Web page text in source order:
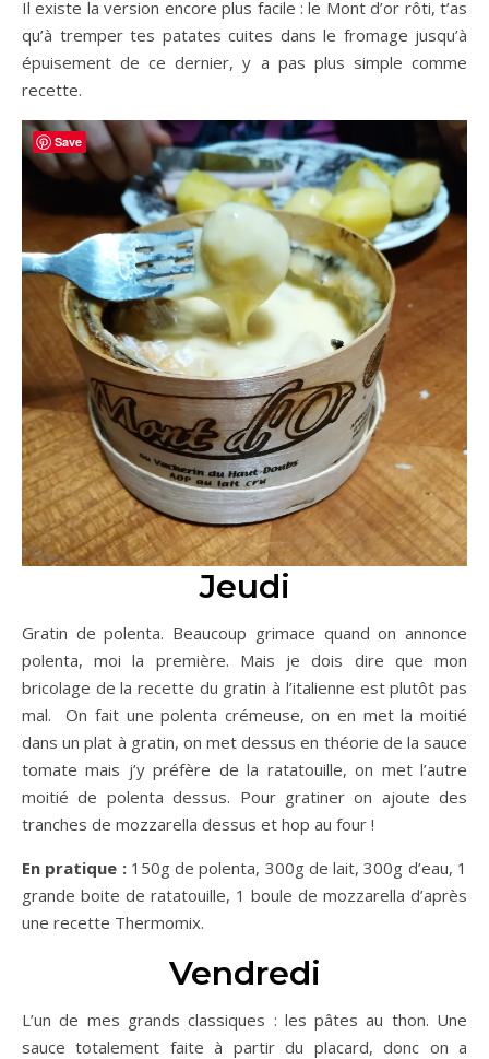
Il existe la version encore plus facile : le Mont d’or rôti, t’as
qu’à tremper tes patates cuites dans le fromage jusqu’à
épuisement de ce dernier, y a pas plus simple comme
recette.
Jeudi
Gratin de polenta. Beaucoup grimace quand on annonce
polenta, moi la première. Mais je dois dire que mon
bricolage de la recette du gratin à l’italienne est plutôt pas
mal. On fait une polenta crémeuse, on en met la moitié
dans un plat à gratin, on met dessus en théorie de la sauce
tomate mais j’y préfère de la ratatouille, on met l’autre
moitié de polenta dessus. Pour gratiner on ajoute des
tranches de mozzarella dessus et hop au four !
En pratique : 150g de polenta, 300g de lait, 300g d’eau, 1
grande boite de ratatouille, 1 boule de mozzarella d’après
une recette Thermomix.
Vendredi
L’un de mes grands classiques : les pâtes au thon. Une
sauce totalement faite à partir du placard, donc on a
Save